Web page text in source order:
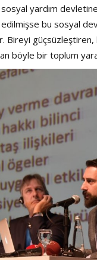
yardım
bu sosyal
güçsüzleştiren,
böyle bir toplum